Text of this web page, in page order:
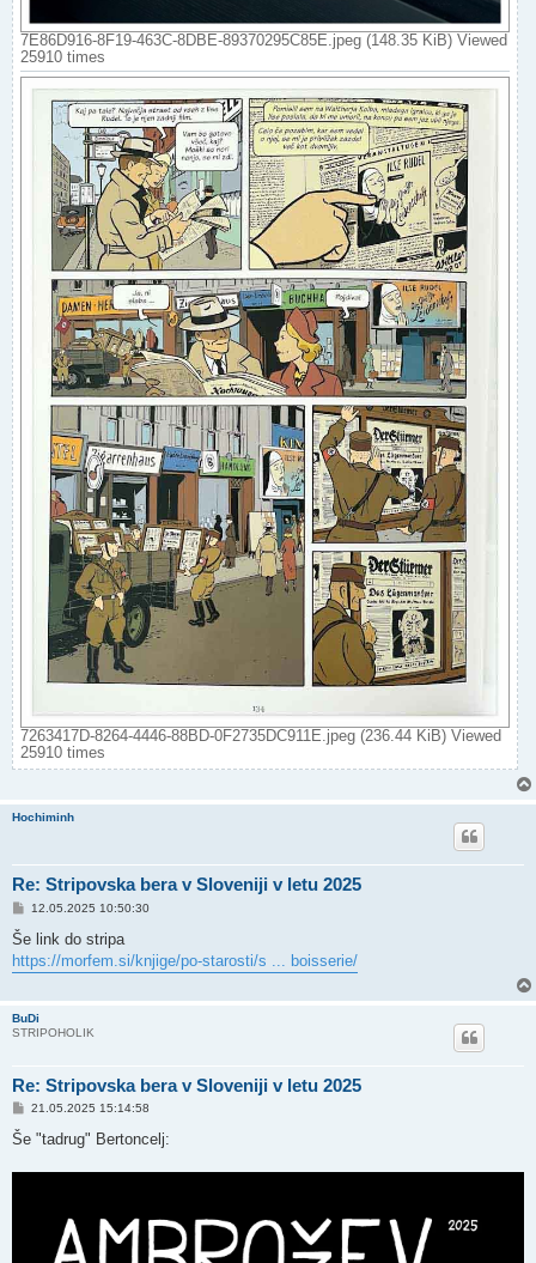
7E86D916-8F19-463C-8DBE-89370295C85E.jpeg (148.35 KiB) Viewed
25910 times
7263417D-8264-4446-88BD-0F2735DC911E.jpeg (236.44 KiB) Viewed
25910 times
Hochiminh
Re: Stripovska bera v Sloveniji v letu 2025
P
s
12.05.2025 10:50:30
Še link do stripa
https://morfem.si/knjige/po-starosti/s ... boisserie/
BuDi
STRIPOHOLIK
Re: Stripovska bera v Sloveniji v letu 2025
P
s
21.05.2025 15:14:58
Še "tadrug" Bertoncelj: